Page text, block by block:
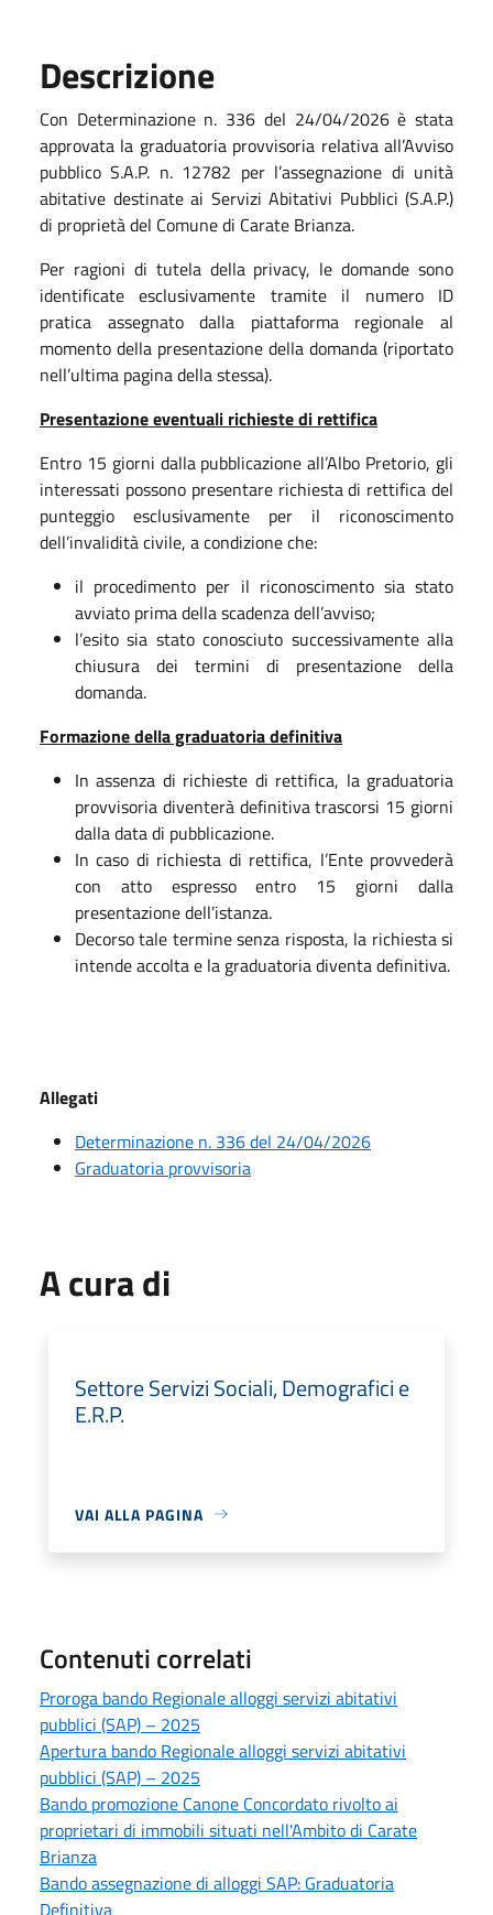
Descrizione
Con Determinazione n. 336 del 24/04/2026 è stata
approvata la graduatoria provvisoria relativa all’Avviso
pubblico S.A.P. n. 12782 per l’assegnazione di unità
abitative destinate ai Servizi Abitativi Pubblici (S.A.P.)
di proprietà del Comune di Carate Brianza.
Per ragioni di tutela della privacy, le domande sono
identificate esclusivamente tramite il numero ID
pratica assegnato dalla piattaforma regionale al
momento della presentazione della domanda (riportato
nell’ultima pagina della stessa).
Presentazione eventuali richieste di rettifica
Entro 15 giorni dalla pubblicazione all’Albo Pretorio, gli
interessati possono presentare richiesta di rettifica del
punteggio esclusivamente per il riconoscimento
dell’invalidità civile, a condizione che:
il procedimento per il riconoscimento sia stato
avviato prima della scadenza dell’avviso;
l’esito sia stato conosciuto successivamente alla
chiusura dei termini di presentazione della
domanda.
Formazione della graduatoria definitiva
In assenza di richieste di rettifica, la graduatoria
provvisoria diventerà definitiva trascorsi 15 giorni
dalla data di pubblicazione.
In caso di richiesta di rettifica, l’Ente provvederà
con atto espresso entro 15 giorni dalla
presentazione dell’istanza.
Decorso tale termine senza risposta, la richiesta si
intende accolta e la graduatoria diventa definitiva.
Allegati
Determinazione n. 336 del 24/04/2026
Graduatoria provvisoria
A cura di
Settore Servizi Sociali, Demografici e
E.R.P.
VAI ALLA PAGINA
Contenuti correlati
Proroga bando Regionale alloggi servizi abitativi
pubblici (SAP) – 2025
Apertura bando Regionale alloggi servizi abitativi
pubblici (SAP) – 2025
Bando promozione Canone Concordato rivolto ai
proprietari di immobili situati nell'Ambito di Carate
Brianza
Bando assegnazione di alloggi SAP: Graduatoria
Definitiva